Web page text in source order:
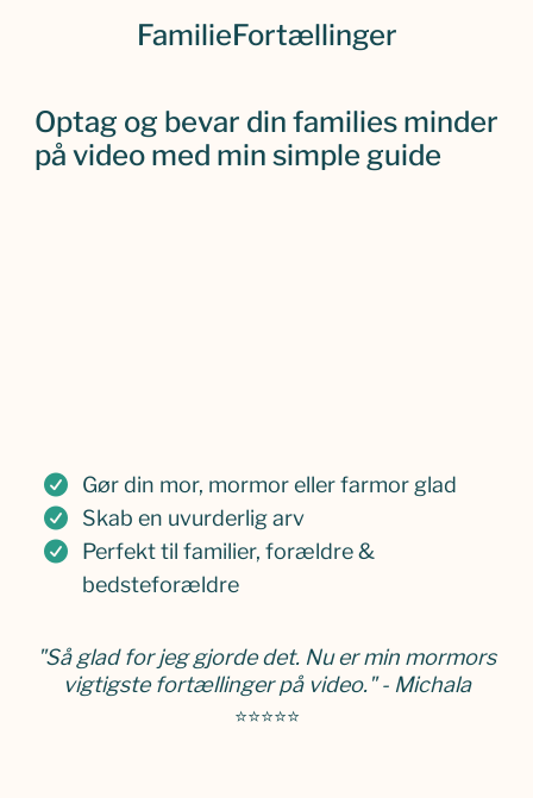
FamilieFortællinger
Optag og bevar din families minder
på video med min simple guide
Gør din mor, mormor eller farmor glad
Skab en uvurderlig arv
Perfekt til familier, forældre &
bedsteforældre
"Så glad for jeg gjorde det. Nu er min mormors
vigtigste fortællinger på video." - Michala
⭐⭐⭐⭐⭐